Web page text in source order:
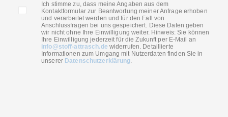
Ich stimme zu, dass meine Angaben aus dem
Kontaktformular zur Beantwortung meiner Anfrage erhoben
und verarbeitet werden und für den Fall von
Anschlussfragen bei uns gespeichert. Diese Daten geben
wir nicht ohne Ihre Einwilligung weiter. Hinweis: Sie können
Ihre Einwilligung jederzeit für die Zukunft per E-Mail an
info@stoff-attrasch.de widerrufen. Detaillierte
Informationen zum Umgang mit Nutzerdaten finden Sie in
unserer Datenschutzerklärung.